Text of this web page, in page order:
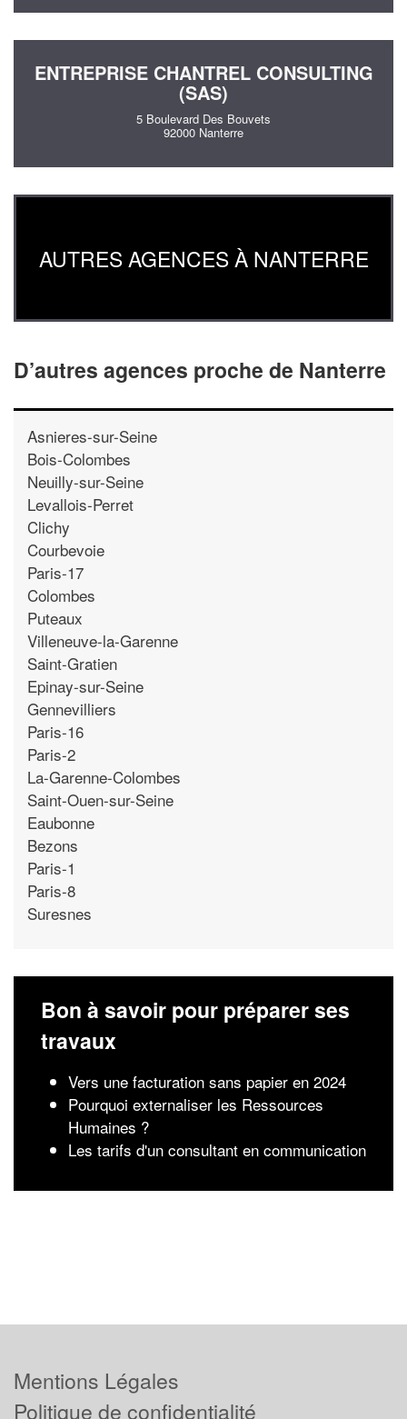
ENTREPRISE CHANTREL CONSULTING
(SAS)
5 Boulevard Des Bouvets
92000 Nanterre
AUTRES AGENCES À NANTERRE
D’autres agences proche de Nanterre
Asnieres-sur-Seine
Bois-Colombes
Neuilly-sur-Seine
Levallois-Perret
Clichy
Courbevoie
Paris-17
Colombes
Puteaux
Villeneuve-la-Garenne
Saint-Gratien
Epinay-sur-Seine
Gennevilliers
Paris-16
Paris-2
La-Garenne-Colombes
Saint-Ouen-sur-Seine
Eaubonne
Bezons
Paris-1
Paris-8
Suresnes
Bon à savoir pour préparer ses
travaux
Vers une facturation sans papier en 2024
Pourquoi externaliser les Ressources
Humaines ?
Les tarifs d'un consultant en communication
Mentions Légales
Politique de confidentialité